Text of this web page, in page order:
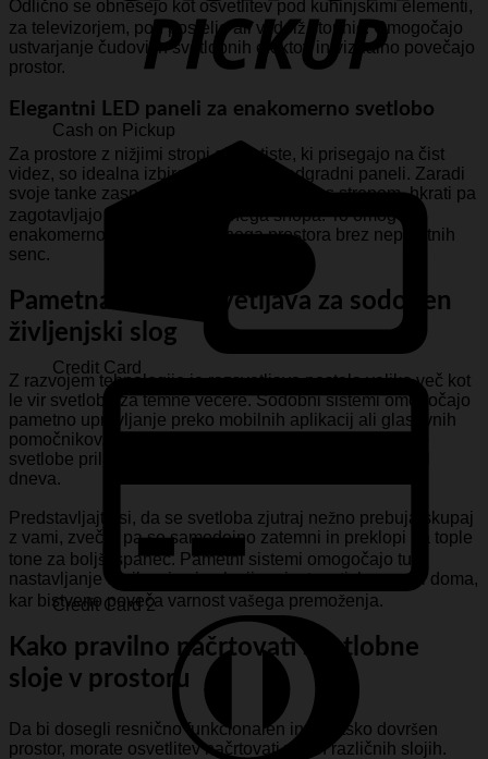
Cash on Pickup
Credit Card
Credit Card 2
Odlično se obnesejo kot osvetlitev pod kuhinjskimi elementi,
za televizorjem, pod posteljo ali vzdolž stopnic. Omogočajo
ustvarjanje čudovitih svetlobnih efektov in vizualno povečajo
prostor.
Elegantni LED paneli za enakomerno svetlobo
Za prostore z nižjimi stropi ali za tiste, ki prisegajo na čist
videz, so idealna izbira vgradni ali nadgradni paneli. Zaradi
svoje tanke zasnove se neopazno zlijejo s stropom, hkrati pa
zagotavljajo širok kot svetlobnega snopa. To omogoča
enakomerno osvetlitev celotnega prostora brez neprijetnih
senc.
Pametna LED razsvetljava za sodoben
življenjski slog
Z razvojem tehnologije je razsvetljava postala veliko več kot
le vir svetlobe za temne večere. Sodobni sistemi omogočajo
pametno upravljanje preko mobilnih aplikacij ali glasovnih
pomočnikov. To pomeni, da lahko intenzivnost in barvo
svetlobe prilagajate glede na trenutno dejavnost ali del
dneva.
Predstavljajte si, da se svetloba zjutraj nežno prebuja skupaj
z vami, zvečer pa se samodejno zatemni in preklopi na tople
tone za boljši spanec. Pametni sistemi omogočajo tudi
nastavljanje urnikov in simulacijo prisotnosti, ko vas ni doma,
kar bistveno poveča varnost vašega premoženja.
Kako pravilno načrtovati svetlobne
sloje v prostoru
Da bi dosegli resnično funkcionalen in estetsko dovršen
prostor, morate osvetlitev načrtovati v treh različnih slojih.